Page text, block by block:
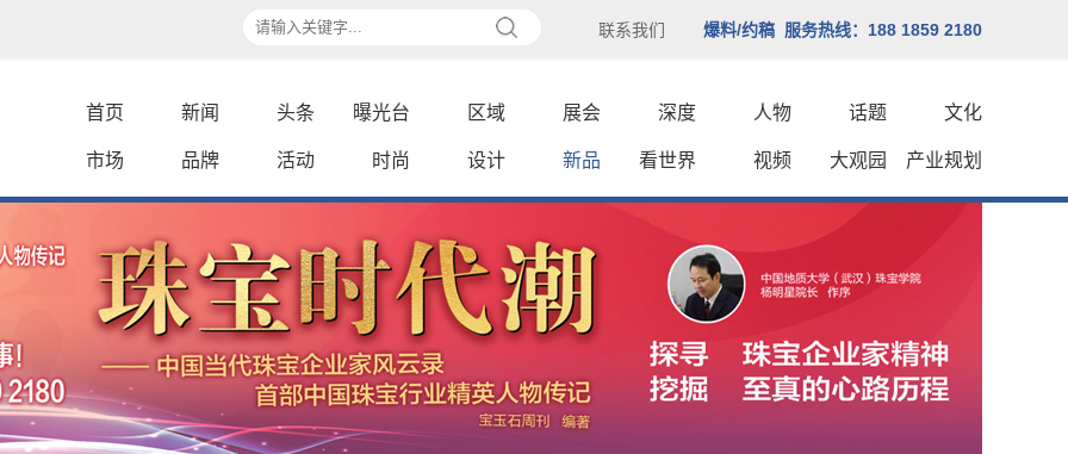
联系我们 爆料/约稿 服务热线：188 1859 2180
首页 新闻 头条 曝光台 区域 展会 深度 人物 话题 文化
市场 品牌 活动 时尚 设计 新品 看世界 视频 大观园 产业规划